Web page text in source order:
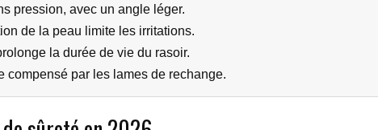
pression, avec un angle léger.
de la peau limite les irritations.
la durée de vie du rasoir.
compensé par les lames de rechange.